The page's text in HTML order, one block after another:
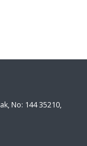
No: 144 35210,